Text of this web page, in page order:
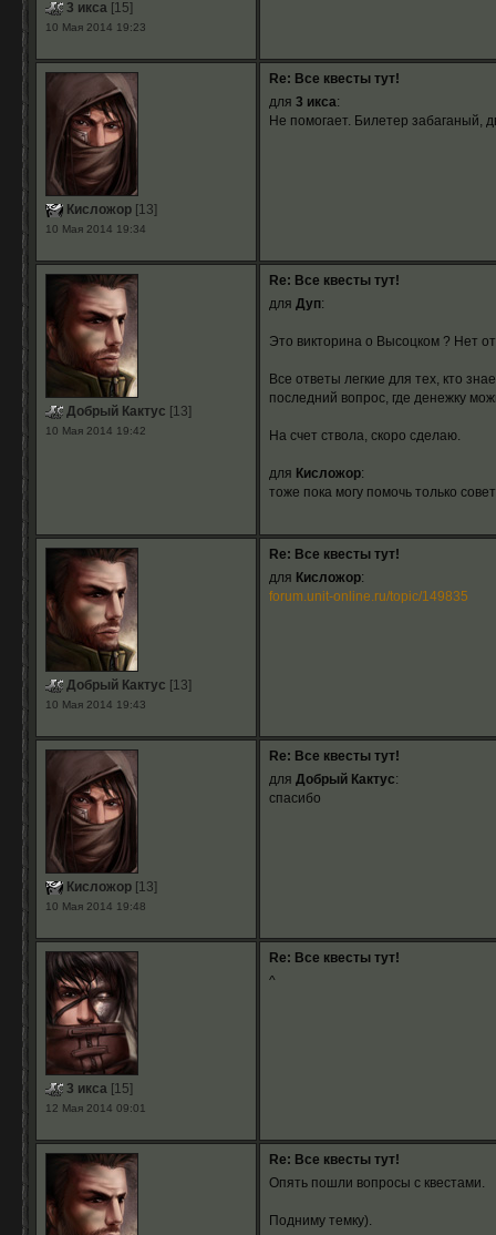
3 икса[15]
10 Мая 2014 19:23
Кисложор[13]
10 Мая 2014 19:34
Re: Все квесты тут!
для 3 икса:
Не помогает. Билетер забаганый,
Добрый Кактус [13]
10 Мая 2014 19:42
Re: Все квесты тут!
для Дуп:
Это викторина о Высоцком ? Нет
Все ответы легкие для тех, кто
последний вопрос, где денежку
На счет ствола, скоро сделаю.
для Кисложор:
тоже пока могу помочь только
Добрый Кактус [13]
10 Мая 2014 19:43
Re: Все квесты тут!
для Кисложор:
forum.unit-online.ru/topic/149835
Кисложор[13]
10 Мая 2014 19:48
Re: Все квесты тут!
для Добрый Кактус:
спасибо
3 икса[15]
12 Мая 2014 09:01
Re: Все квесты тут!
^
Re: Все квесты тут!
Опять пошли вопросы с квестами.
Подниму темку).